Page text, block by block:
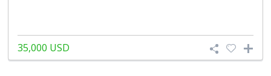
35,000 USD